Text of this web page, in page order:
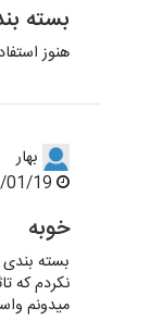
بسته
هنوز
بهار
خوبه
بسته
نکردم که
میدونم